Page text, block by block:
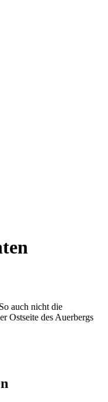
auch nicht die
Ostseite des Auerbergs